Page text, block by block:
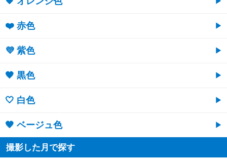
❤️ 赤色
💜 紫色
🖤 黒色
🤍 白色
🤎 ベージュ色
撮影した月で探す